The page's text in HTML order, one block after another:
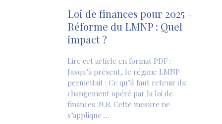
Loi de finances pour 2025 –
Réforme du LMNP : Quel
impact ?
Lire cet article en format PDF :
Jusqu’à présent, le régime LMNP
permettait : Ce qu’il faut retenir du
changement opéré par la loi de
finances :N.B. Cette mesure ne
s’applique …